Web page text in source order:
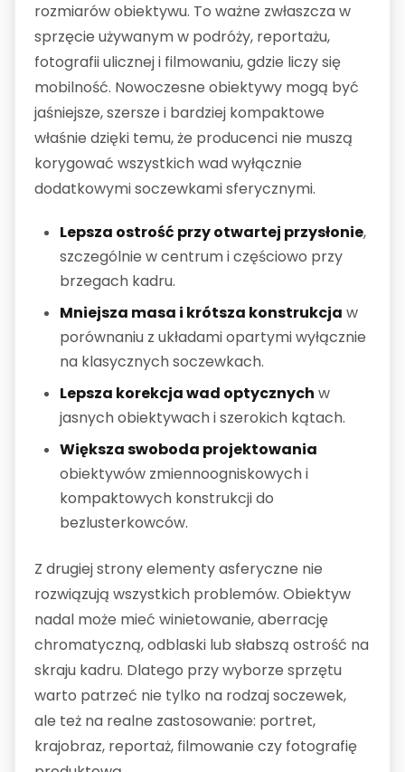
rozmiarów obiektywu. To ważne zwłaszcza w
sprzęcie używanym w podróży, reportażu,
fotografii ulicznej i filmowaniu, gdzie liczy się
mobilność. Nowoczesne obiektywy mogą być
jaśniejsze, szersze i bardziej kompaktowe
właśnie dzięki temu, że producenci nie muszą
korygować wszystkich wad wyłącznie
dodatkowymi soczewkami sferycznymi.
Lepsza ostrość przy otwartej przysłonie,
szczególnie w centrum i częściowo przy
brzegach kadru.
Mniejsza masa i krótsza konstrukcja w
porównaniu z układami opartymi wyłącznie
na klasycznych soczewkach.
Lepsza korekcja wad optycznych w
jasnych obiektywach i szerokich kątach.
Większa swoboda projektowania
obiektywów zmiennoogniskowych i
kompaktowych konstrukcji do
bezlusterkowców.
Z drugiej strony elementy asferyczne nie
rozwiązują wszystkich problemów. Obiektyw
nadal może mieć winietowanie, aberrację
chromatyczną, odblaski lub słabszą ostrość na
skraju kadru. Dlatego przy wyborze sprzętu
warto patrzeć nie tylko na rodzaj soczewek,
ale też na realne zastosowanie: portret,
krajobraz, reportaż, filmowanie czy fotografię